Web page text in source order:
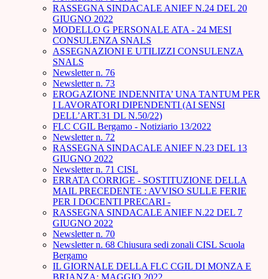
RASSEGNA SINDACALE ANIEF N.24 DEL 20
GIUGNO 2022
MODELLO G PERSONALE ATA - 24 MESI
CONSULENZA SNALS
ASSEGNAZIONI E UTILIZZI CONSULENZA
SNALS
Newsletter n. 76
Newsletter n. 73
EROGAZIONE INDENNITA’ UNA TANTUM PER
I LAVORATORI DIPENDENTI (AI SENSI
DELL’ART.31 DL N.50/22)
FLC CGIL Bergamo - Notiziario 13/2022
Newsletter n. 72
RASSEGNA SINDACALE ANIEF N.23 DEL 13
GIUGNO 2022
Newsletter n. 71 CISL
ERRATA CORRIGE - SOSTITUZIONE DELLA
MAIL PRECEDENTE : AVVISO SULLE FERIE
PER I DOCENTI PRECARI -
RASSEGNA SINDACALE ANIEF N.22 DEL 7
GIUGNO 2022
Newsletter n. 70
Newsletter n. 68 Chiusura sedi zonali CISL Scuola
Bergamo
IL GIORNALE DELLA FLC CGIL DI MONZA E